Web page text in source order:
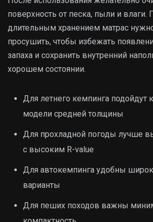
поверхность от песка, пыли и влаги.
длительным хранением матрас
просушить, чтобы избежать
запаха и сохранить внутренний
хорошем состоянии.
Для летнего кемпинга подойдут
модели средней толщины
Для прохладной погоды лучше
с высоким R-value
Для автокемпинга удобны
варианты
Для пеших походов важны